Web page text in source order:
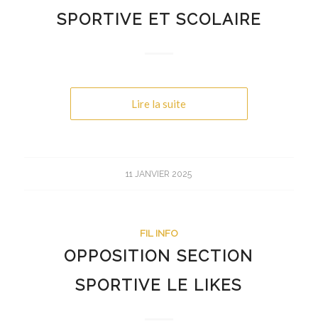
SPORTIVE ET SCOLAIRE
Lire la suite
11 JANVIER 2025
FIL INFO
OPPOSITION SECTION
SPORTIVE LE LIKES